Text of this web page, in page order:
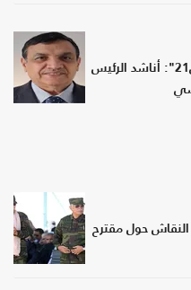
قيادي بالنهضة التونسية لـ "عربي21": أناشد الرئيس
النقاش حول مقترح